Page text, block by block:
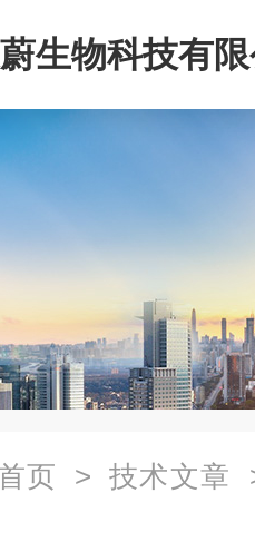
生物科技有
页 > 技术文章